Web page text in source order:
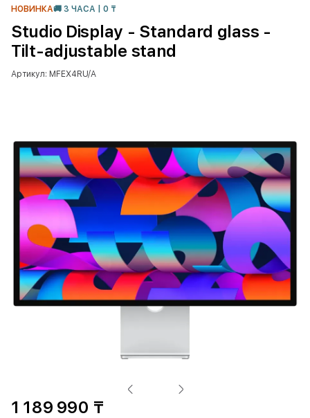
НОВИНКА🚚 3 ЧАСА | 0 ₸
Studio Display - Standard glass -
Tilt-adjustable stand
Артикул: MFEX4RU/A
1 189 990 ₸